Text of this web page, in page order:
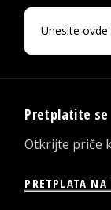
Pretplatite se
Otkrijte priče
PRETPLATA